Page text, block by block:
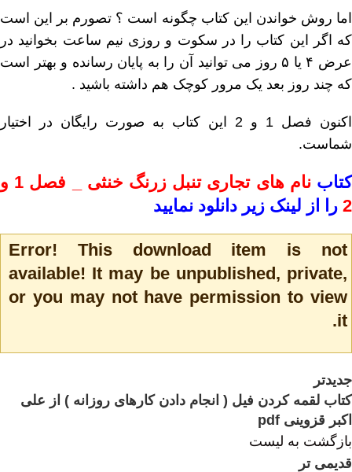
اما روش خواندن این کتاب چگونه است ؟ تصورم بر این است
که اگر این کتاب را در سکوت و روزی نیم ساعت بخوانید در
عرض ۴ یا ۵ روز می توانید آن را به پایان رسانده و بهتر است
که چند روز بعد یک مرور کوچک هم داشته باشید .
اکنون فصل 1 و 2 این کتاب به صورت رایگان در اختیار
شماست.
کتاب
نام های تجاری تنبل زرنگ خنثی _ فصل 1 و
2 را از لینک زیر دانلود نمایید
Error! This download item is not
available! It may be unpublished, private,
or you may not have permission to view
it.
جدیدتر
کتاب لقمه کردن فیل ( انجام دادن کارهای روزانه ) از علی
اکبر قزوینی pdf
بازگشت به لیست
قدیمی تر